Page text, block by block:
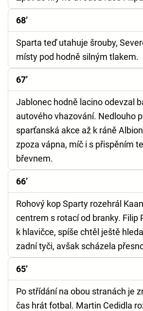
68’
Sparta teď utahuje šrouby,
místy pod hodně silným tlakem.
67’
Jablonec hodně lacino odevzal
autového vhazování. Nedlouho
sparťanská akce až k ráně
zpoza vápna, míč i s přispěním
břevnem.
66’
Rohový kop Sparty rozehrál
centrem s rotací od branky. Filip
k hlavičce, spíše chtěl ještě
zadní tyči, avšak scházela
65’
Po střídání na obou stranách je
čas hrát fotbal. Martin Cedidla